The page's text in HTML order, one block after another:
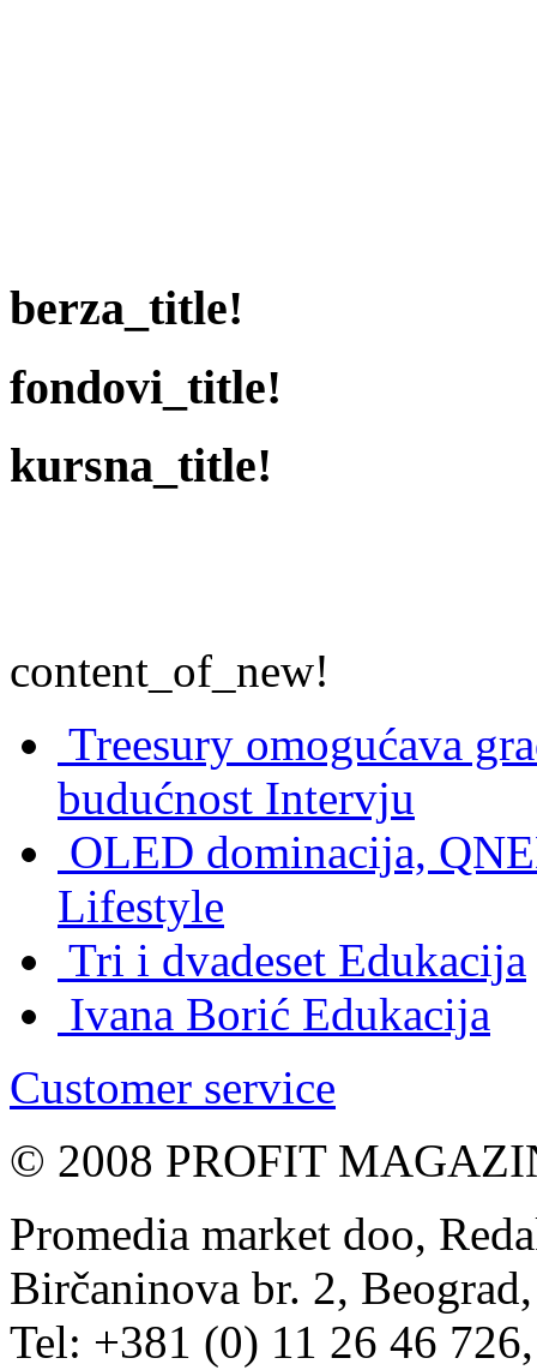
berza_title!
fondovi_title!
kursna_title!
content_of_new!
Treesury omogućava
budućnost Intervju
OLED dominacija,
Lifestyle
Tri i dvadeset Edukacija
Ivana Borić Edukacija
Customer service
© 2008 PROFIT
Promedia market doo,
Birčaninova br. 2,
Tel: +381 (0) 11 26 46